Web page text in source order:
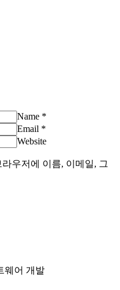
Name *
Email *
Website
우저에 이름, 이메일, 그
웨어 개발